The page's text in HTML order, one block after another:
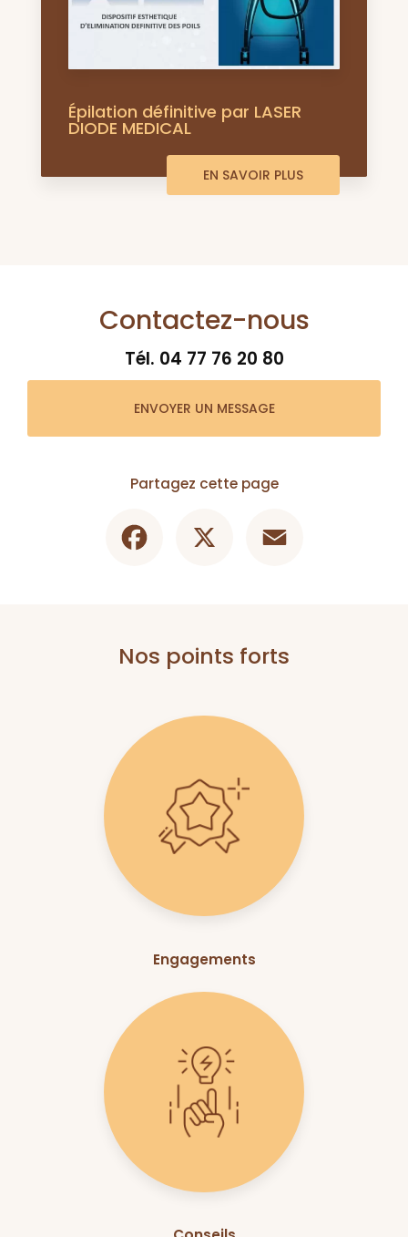
Épilation définitive par LASER
DIODE MEDICAL
EN SAVOIR PLUS
Contactez-nous
Tél. 04 77 76 20 80
ENVOYER UN MESSAGE
Partagez cette page
Nos points forts
Engagements